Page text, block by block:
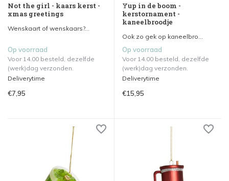
Not the girl - kaars kerst -
xmas greetings
Wenskaart of wenskaars?...
Op voorraad
Voor 14.00 besteld, dezelfde
(werk)dag verzonden.
Deliverytime
€7,95
Yup in de boom -
kerstornament -
kaneelbroodje
Ook zo gek op kaneelbro...
Op voorraad
Voor 14.00 besteld, dezelfde
(werk)dag verzonden.
Deliverytime
€15,95